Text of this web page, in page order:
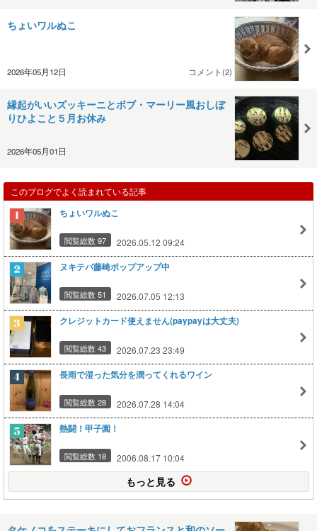
ちょいワルぬこ
2026年05月12日 コメント(2)
縁起がいいズッキーニとボブ・マーリー風おしぼ
りひよこと５月お休み
2026年05月01日
このブログでよく読まれている記事
ちょいワルぬこ
閲覧総数 97 2026.05.12 09:24
ヌキテパ藤崎ポップアップ中
閲覧総数 51 2026.07.05 12:13
クレジットカード使えません(paypayは大丈夫)
閲覧総数 43 2026.07.23 23:49
長雨で湿った気分を潤ってくれるワイン
閲覧総数 28 2026.07.28 14:04
熱闘！甲子園！
閲覧総数 18 2006.08.17 10:04
もっと見る